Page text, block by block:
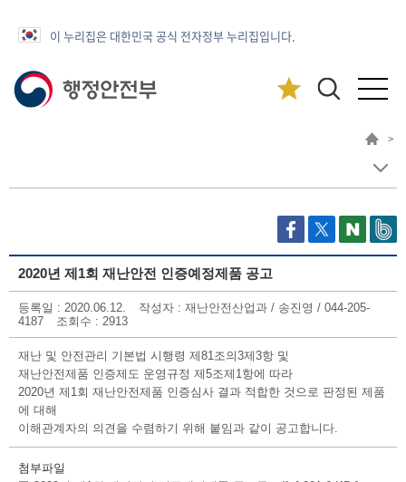
이 누리집은 대한민국 공식 전자정부 누리집입니다.
>
2020년 제1회 재난안전 인증예정제품 공고
등록일 : 2020.06.12. 작성자 : 재난안전산업과 / 송진영 / 044-205-
4187
조회수 : 2913
재난 및 안전관리 기본법 시행령 제81조의3제3항 및
재난안전제품 인증제도 운영규정 제5조제1항에 따라
2020년 제1회 재난안전제품 인증심사 결과 적합한 것으로 판정된 제품
에 대해
이해관계자의 의견을 수렴하기 위해 붙임과 같이 공고합니다.
첨부파일